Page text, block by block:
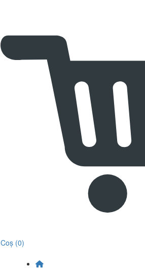
Coş (0)